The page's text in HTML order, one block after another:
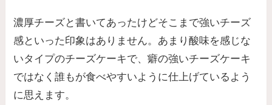
濃厚チーズと書いてあったけどそこまで強いチーズ
感といった印象はありません。あまり酸味を感じな
いタイプのチーズケーキで、癖の強いチーズケーキ
ではなく誰もが食べやすいように仕上げている よう
に思えます。